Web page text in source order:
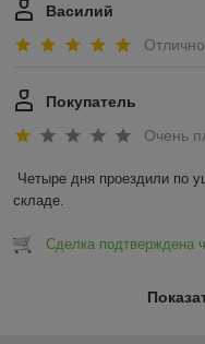
Василий
Отлично
Покупатель
Очень
Четыре дня проездили по
складе.
Сделка подтверждена